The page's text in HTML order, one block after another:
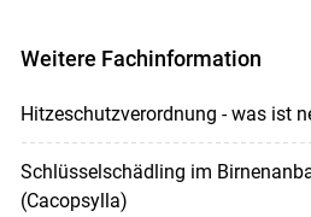
Weitere Fachinformation
Hitzeschutzverordnung - was ist
Schlüsselschädling im
(Cacopsylla)